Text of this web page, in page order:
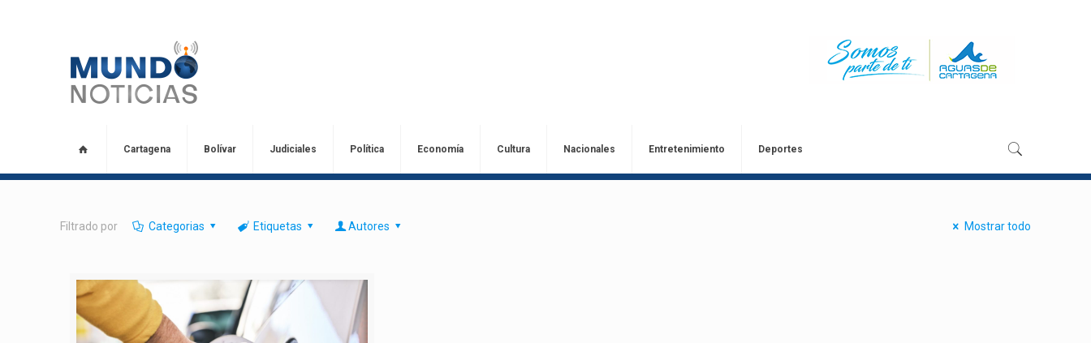
Cartagena Bolívar Judiciales Política Economía Cultura Nacionales Entretenimiento Deportes
Filtrado por Categorias Etiquetas Autores Mostrar todo